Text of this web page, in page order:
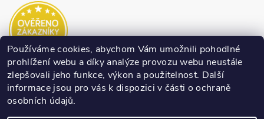
Používáme cookies, abychom Vám umožnili pohodlné
prohlížení webu a díky analýze provozu webu neustále
zlepšovali jeho funkce, výkon a použitelnost. Další
informace jsou pro vás k dispozici v části o ochraně
osobních údajů.